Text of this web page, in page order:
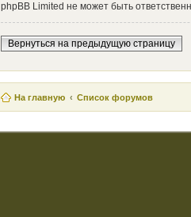
phpBB Limited не может быть
Вернуться на предыдущую страницу
На главную Список форумов